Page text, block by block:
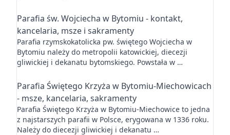
Parafia św. Wojciecha w Bytomiu - kontakt,
kancelaria, msze i sakramenty
Parafia rzymskokatolicka pw. świętego Wojciecha w
Bytomiu należy do metropolii katowickiej, diecezji
gliwickiej i dekanatu bytomskiego. Powstała w …
Parafia Świętego Krzyża w Bytomiu-Miechowicach
- msze, kancelaria, sakramenty
Parafia Świętego Krzyża w Bytomiu-Miechowice to jedna
z najstarszych parafii w Polsce, erygowana w 1336 roku.
Należy do diecezji gliwickiej i dekanatu …